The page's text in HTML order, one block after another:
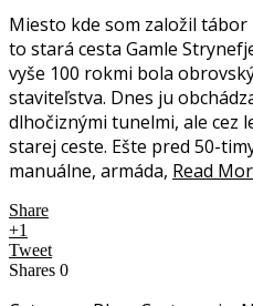
Miesto kde som založil
to stará cesta Gamle
vyše 100 rokmi bola
staviteľstva. Dnes ju
dlhočiznými tunelmi, ale cez
starej ceste. Ešte pred 50-
manuálne, armáda, Read
Share
+1
Tweet
Shares 0